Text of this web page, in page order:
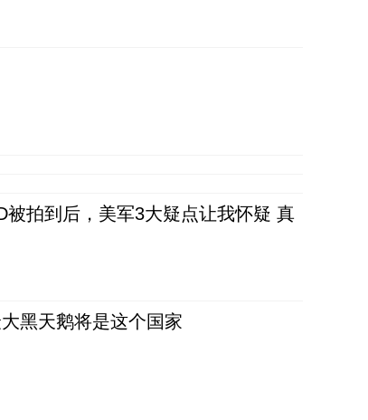
拍到后，美军3大疑点让我怀疑 真
黑天鹅将是这个国家